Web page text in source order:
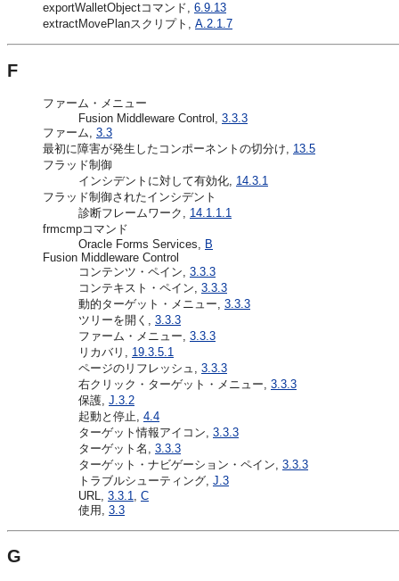
exportWalletObjectコマンド, 6.9.13
extractMovePlanスクリプト, A.2.1.7
F
ファーム・メニュー
Fusion Middleware Control, 3.3.3
ファーム, 3.3
最初に障害が発生したコンポーネントの切分け, 13.5
フラッド制御
インシデントに対して有効化, 14.3.1
フラッド制御されたインシデント
診断フレームワーク, 14.1.1.1
frmcmpコマンド
Oracle Forms Services,
B
Fusion Middleware Control
コンテンツ・ペイン, 3.3.3
コンテキスト・ペイン, 3.3.3
動的ターゲット・メニュー, 3.3.3
ツリーを開く, 3.3.3
ファーム・メニュー, 3.3.3
リカバリ, 19.3.5.1
ページのリフレッシュ, 3.3.3
右クリック・ターゲット・メニュー, 3.3.3
保護, J.3.2
起動と停止, 4.4
ターゲット情報アイコン, 3.3.3
ターゲット名, 3.3.3
ターゲット・ナビゲーション・ペイン, 3.3.3
トラブルシューティング, J.3
URL, 3.3.1
C
使用, 3.3
G